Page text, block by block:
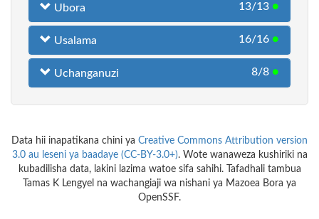
Ubora 13/13 ●
Usalama 16/16 ●
Uchanganuzi 8/8 ●
Data hii inapatikana chini ya Creative Commons Attribution version
3.0 au leseni ya baadaye (CC-BY-3.0+). Wote wanaweza kushiriki na
kubadilisha data, lakini lazima watoe sifa sahihi. Tafadhali tambua
Tamas K Lengyel na wachangiaji wa nishani ya Mazoea Bora ya
OpenSSF.